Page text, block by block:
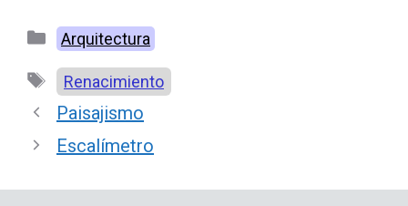
Categorías
Arquitectura
Etiquetas
Renacimiento
Paisajismo
Escalímetro